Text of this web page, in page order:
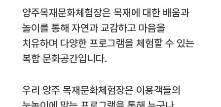
양주목재문화체험장은 목재에 대한 배움과
놀이를 통해 자연과 교감하고 마음을
치유하며 다양한 프로그램을 체험할 수 있는
복합 문화공간입니다.
우리 양주 목재문화체험장은 이용객들의